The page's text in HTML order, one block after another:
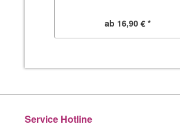
ab 16,90 € *
Service Hotline